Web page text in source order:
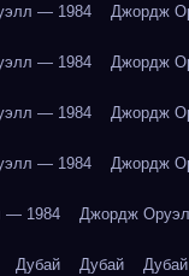
— 1984 Джордж
— 1984 Джордж
— 1984 Джордж
— 1984 Джордж
— 1984 Джордж
Дубай Дубай Дубай